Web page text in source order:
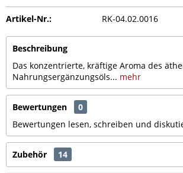
Artikel-Nr.: RK-04.02.0016
Beschreibung
Das konzentrierte, kräftige Aroma des
Nahrungsergänzungsöls... mehr
Bewertungen
0
Bewertungen lesen, schreiben und
Zubehör 14